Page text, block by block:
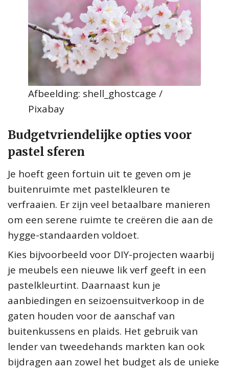
Afbeelding: shell_ghostcage /
Pixabay
Budgetvriendelijke opties voor
pastel sferen
Je hoeft geen fortuin uit te geven om je
buitenruimte met pastelkleuren te
verfraaien. Er zijn veel betaalbare manieren
om een serene ruimte te creëren die aan de
hygge-standaarden voldoet.
Kies bijvoorbeeld voor DIY-projecten waarbij
je meubels een nieuwe lik verf geeft in een
pastelkleurtint. Daarnaast kun je
aanbiedingen en seizoensuitverkoop in de
gaten houden voor de aanschaf van
buitenkussens en plaids. Het gebruik van
lender van tweedehands markten kan ook
bijdragen aan zowel het budget als de unieke